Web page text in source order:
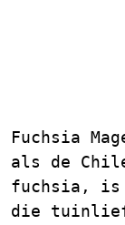
Fuchsia
als de
fuchsia, is
die